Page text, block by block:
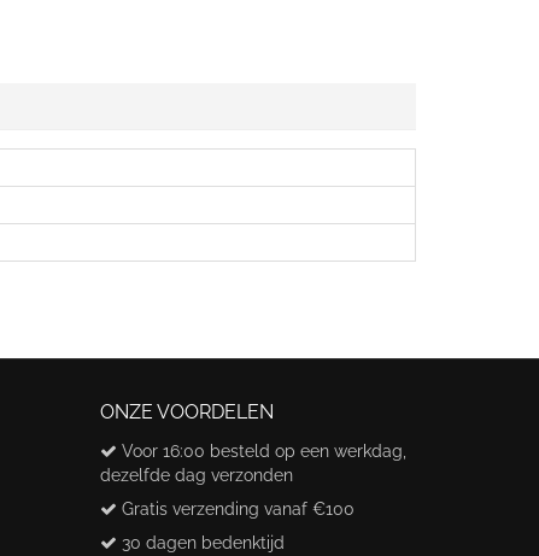
ONZE VOORDELEN
Voor 16:00 besteld op een werkdag,
dezelfde dag verzonden
Gratis verzending vanaf €100
30 dagen bedenktijd